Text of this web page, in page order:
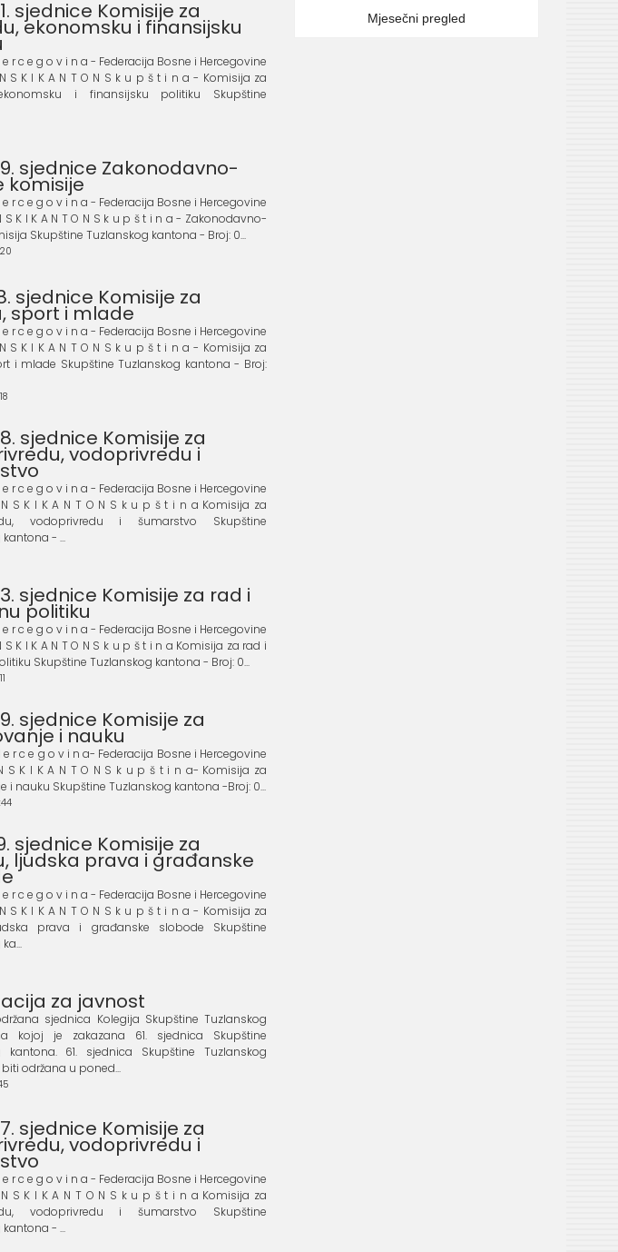
sjednice Komisije za
ekonomsku i finansijsku
e r c e g o v i n a - Federacija Bosne i Hercegovine
S K I K A N T O N S k u p š t i n a - Komisija za
i finansijsku politiku Skupštine
sjednice Zakonodavno-
komisije
e r c e g o v i n a - Federacija Bosne i Hercegovine
S K I K A N T O N S k u p š t i n a - Zakonodavno-
Skupštine Tuzlanskog kantona - Broj: 0...
sjednice Komisije za
sport i mlade
e r c e g o v i n a - Federacija Bosne i Hercegovine
S K I K A N T O N S k u p š t i n a - Komisija za
i mlade Skupštine Tuzlanskog kantona - Broj:
sjednice Komisije za
vodoprivredu i
e r c e g o v i n a - Federacija Bosne i Hercegovine
S K I K A N T O N S k u p š t i n a Komisija za
vodoprivredu i šumarstvo Skupštine
- ...
sjednice Komisije za rad i
politiku
e r c e g o v i n a - Federacija Bosne i Hercegovine
S K I K A N T O N S k u p š t i n a Komisija za rad i
Skupštine Tuzlanskog kantona - Broj: 0...
sjednice Komisije za
i nauku
e r c e g o v i n a- Federacija Bosne i Hercegovine
S K I K A N T O N S k u p š t i n a- Komisija za
i nauku Skupštine Tuzlanskog kantona -Broj: 0...
sjednice Komisije za
ljudska prava i građanske
e r c e g o v i n a - Federacija Bosne i Hercegovine
S K I K A N T O N S k u p š t i n a - Komisija za
prava i građanske slobode Skupštine
za javnost
sjednica Kolegija Skupštine Tuzlanskog
kojoj je zakazana 61. sjednica Skupštine
kantona. 61. sjednica Skupštine Tuzlanskog
održana u poned...
sjednice Komisije za
vodoprivredu i
e r c e g o v i n a - Federacija Bosne i Hercegovine
S K I K A N T O N S k u p š t i n a Komisija za
vodoprivredu i šumarstvo Skupštine
- ...
Mjesečni pregled